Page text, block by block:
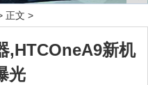
正文 >
,HTCOneA9新机
光